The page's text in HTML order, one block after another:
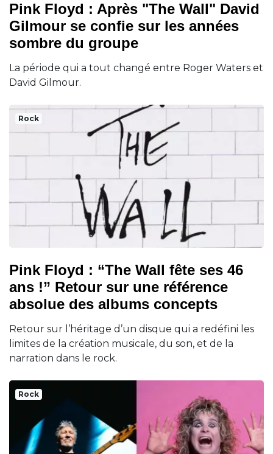
Pink Floyd : Après "The Wall" David
Gilmour se confie sur les années
sombre du groupe
La période qui a tout changé entre Roger Waters et
David Gilmour.
Rock
Pink Floyd : “The Wall fête ses 46
ans !” Retour sur une référence
absolue des albums concepts
Retour sur l’héritage d’un disque qui a redéfini les
limites de la création musicale, du son, et de la
narration dans le rock.
Rock